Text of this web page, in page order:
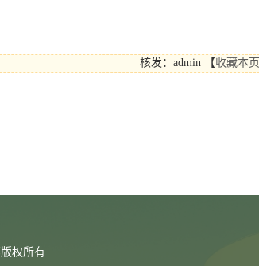
核发：admin 【收藏本页
权所有